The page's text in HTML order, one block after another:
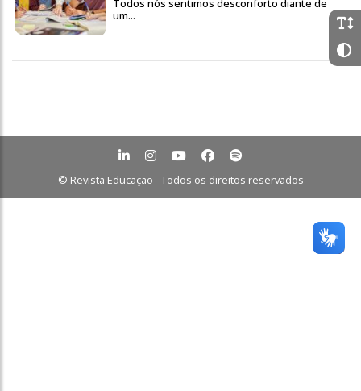
Todos nós sentimos desconforto diante de
um...
© Revista Educação - Todos os direitos reservados